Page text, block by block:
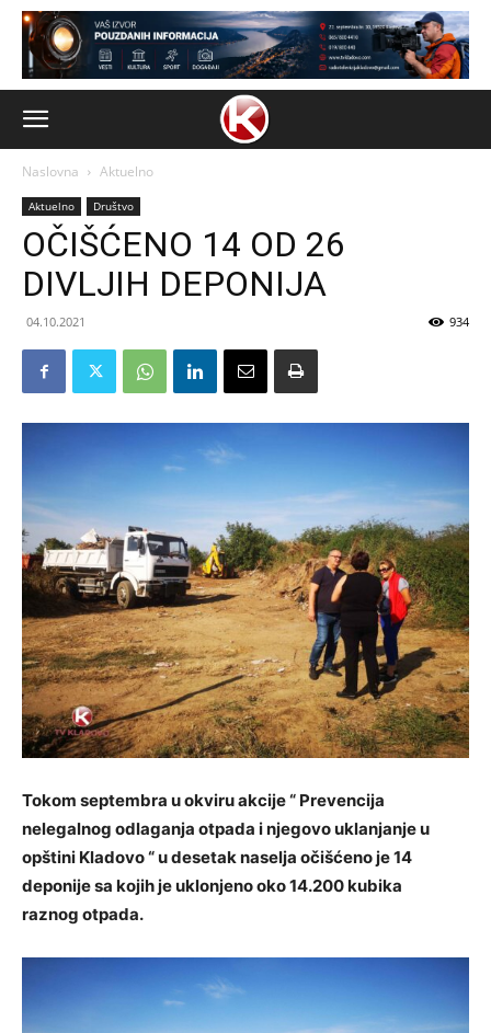
Naslovna Aktuelno
Aktuelno Društvo
OČIŠĆENO 14 OD 26
DIVLJIH DEPONIJA
04.10.2021 934
Tokom septembra u okviru akcije “ Prevencija
nelegalnog odlaganja otpada i njegovo uklanjanje u
opštini Kladovo “ u desetak naselja očišćeno je 14
deponije sa kojih je uklonjeno oko 14.200 kubika
raznog otpada.